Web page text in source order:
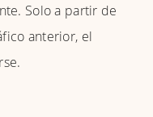
Solo a partir de
anterior, el